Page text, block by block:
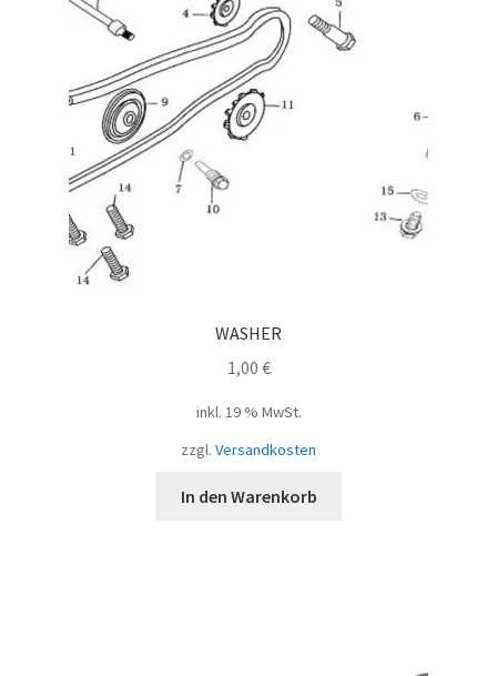
WASHER
1,00 €
inkl. 19 % MwSt.
zzgl. Versandkosten
In den Warenkorb